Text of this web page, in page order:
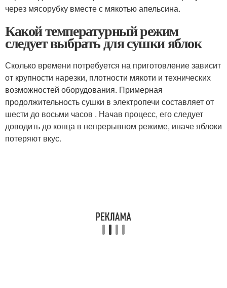
через мясорубку вместе с мякотью апельсина.
Какой температурный режим
следует выбрать для сушки яблок
Сколько времени потребуется на приготовление зависит
от крупности нарезки, плотности мякоти и технических
возможностей оборудования. Примерная
продолжительность сушки в электропечи составляет от
шести до восьми часов . Начав процесс, его следует
доводить до конца в непрерывном режиме, иначе яблоки
потеряют вкус.